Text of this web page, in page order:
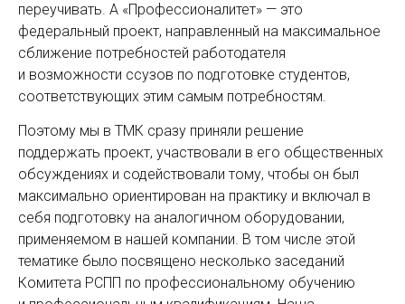
переучивать. А «Профессионалитет» — это
федеральный проект, направленный на максимальное
сближение потребностей работодателя
и возможности ­ссузов по подготовке студентов,
соответствующих этим самым потребностям.
Поэтому мы в ТМК сразу приняли решение
поддержать проект, участвовали в его общественных
обсуждениях и содействовали тому, чтобы он был
максимально ориентирован на прак­тику и включал в
себя подготовку на аналогичном оборудовании,
применяемом в нашей компании. В том числе этой
тематике было посвящено несколько заседаний
Комитета РСПП по профессиональному обучению